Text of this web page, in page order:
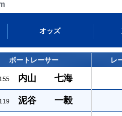
オッズ
ボートレーサー レ
内山 七海
泥谷 一毅